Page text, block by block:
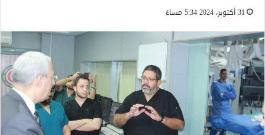
31 أكتوبر، 2024 5:34 مساءً